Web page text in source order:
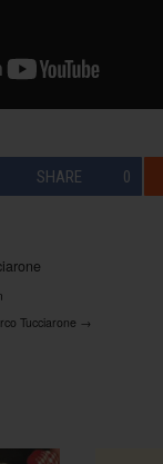
SHARE 0
Tucciarone →